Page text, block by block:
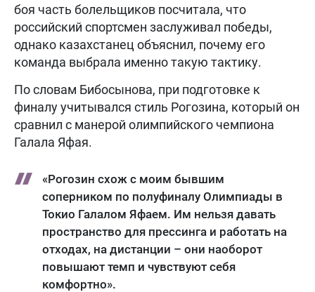
боя часть болельщиков посчитала, что
российский спортсмен заслуживал победы,
однако казахстанец объяснил, почему его
команда выбрала именно такую тактику.
По словам Бибосынова, при подготовке к
финалу учитывался стиль Рогозина, который он
сравнил с манерой олимпийского чемпиона
Галала Яфая.
«Рогозин схож с моим бывшим
соперником по полуфиналу Олимпиады в
Токио Галалом Яфаем. Им нельзя давать
пространство для прессинга и работать на
отходах, на дистанции – они наоборот
повышают темп и чувствуют себя
комфортно».